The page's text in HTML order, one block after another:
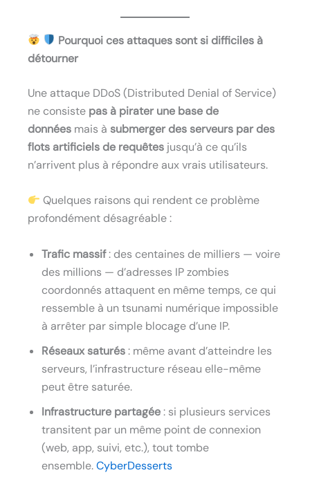
Pourquoi ces attaques sont si difficiles à
détourner
Une attaque DDoS (Distributed Denial of Service)
ne consiste pas à pirater une base de
données mais à submerger des serveurs par des
flots artificiels de requêtes jusqu’à ce qu’ils
n’arrivent plus à répondre aux vrais utilisateurs.
Quelques raisons qui rendent ce problème
profondément désagréable :
Trafic massif: des centaines de milliers — voire
des millions — d’adresses IP zombies
coordonnés attaquent en même temps, ce qui
ressemble à un tsunami numérique impossible
à arrêter par simple blocage d’une IP.
Réseaux saturés: même avant d’atteindre les
serveurs, l’infrastructure réseau elle-même
peut être saturée.
Infrastructure partagée: si plusieurs services
transitent par un même point de connexion
(web, app, suivi, etc.), tout tombe
ensemble.CyberDesserts